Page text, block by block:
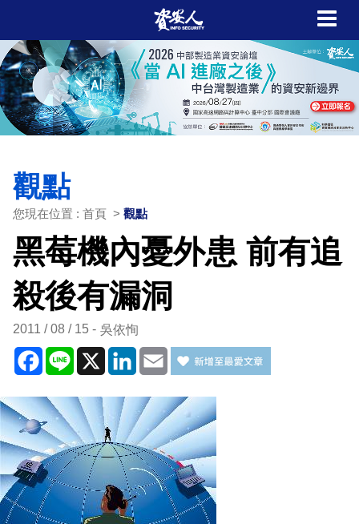
觀點
您現在位置 : 首頁 > 觀點
黑莓機內憂外患 前有追
殺後有漏洞
2011 / 08 / 15 吳依恂
Facebook
Line X LinkedIn
Email